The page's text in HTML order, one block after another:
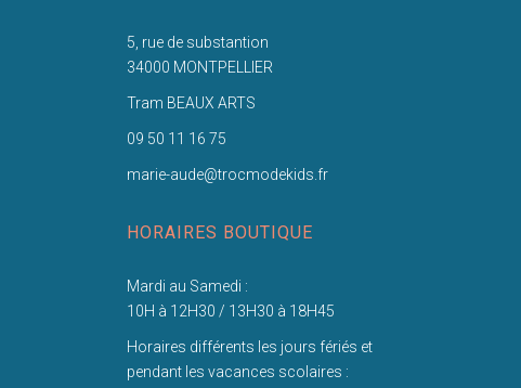
5, rue de substantion
34000 MONTPELLIER
Tram BEAUX ARTS
09 50 11 16 75
marie-aude@trocmodekids.fr
HORAIRES BOUTIQUE
Mardi au Samedi :
10H à 12H30 / 13H30 à 18H45
Horaires différents les jours fériés et
pendant les vacances scolaires :